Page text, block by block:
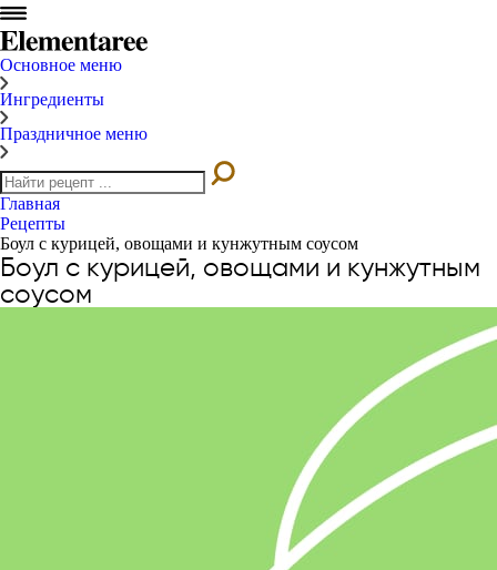
Основное меню
Ингредиенты
Праздничное меню
Главная
Рецепты
Боул с курицей, овощами и кунжутным соусом
Боул с курицей, овощами и кунжутным
соусом